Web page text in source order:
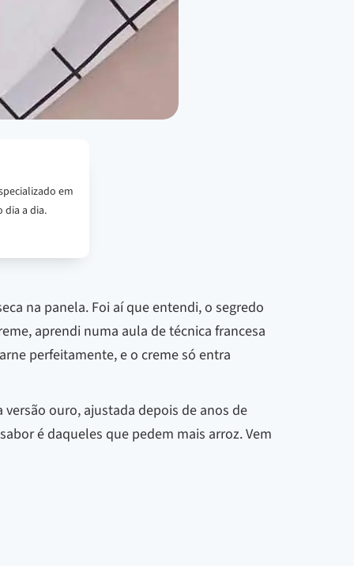
em
dia a dia.
na panela. Foi aí que entendi, o segredo
aprendi numa aula de técnica francesa
perfeitamente, e o creme só entra
versão ouro, ajustada depois de anos de
é daqueles que pedem mais arroz. Vem